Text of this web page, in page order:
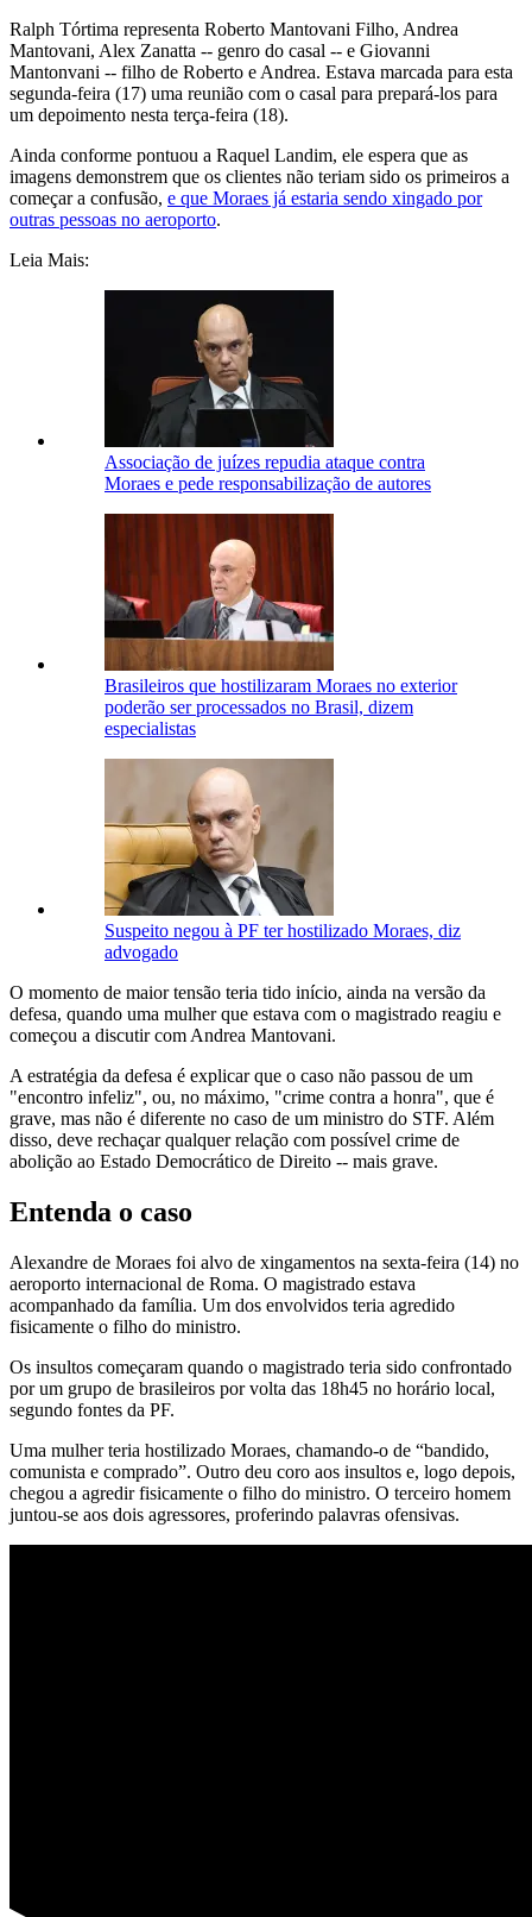
Ralph Tórtima representa Roberto Mantovani Filho, Andrea
Mantovani, Alex Zanatta -- genro do casal -- e Giovanni
Mantonvani -- filho de Roberto e Andrea. Estava marcada para esta
segunda-feira (17) uma reunião com o casal para prepará-los para
um depoimento nesta terça-feira (18).
Ainda conforme pontuou a Raquel Landim, ele espera que as
imagens demonstrem que os clientes não teriam sido os primeiros a
começar a confusão, e que Moraes já estaria sendo xingado por
outras pessoas no aeroporto.
Leia Mais:
Associação de juízes repudia ataque contra
Moraes e pede responsabilização de autores
Brasileiros que hostilizaram Moraes no exterior
poderão ser processados no Brasil, dizem
especialistas
Suspeito negou à PF ter hostilizado Moraes, diz
advogado
O momento de maior tensão teria tido início, ainda na versão da
defesa, quando uma mulher que estava com o magistrado reagiu e
começou a discutir com Andrea Mantovani.
A estratégia da defesa é explicar que o caso não passou de um
"encontro infeliz", ou, no máximo, "crime contra a honra", que é
grave, mas não é diferente no caso de um ministro do STF. Além
disso, deve rechaçar qualquer relação com possível crime de
abolição ao Estado Democrático de Direito -- mais grave.
Entenda o caso
Alexandre de Moraes foi alvo de xingamentos na sexta-feira (14) no
aeroporto internacional de Roma. O magistrado estava
acompanhado da família. Um dos envolvidos teria agredido
fisicamente o filho do ministro.
Os insultos começaram quando o magistrado teria sido confrontado
por um grupo de brasileiros por volta das 18h45 no horário local,
segundo fontes da PF.
Uma mulher teria hostilizado Moraes, chamando-o de “bandido,
comunista e comprado”. Outro deu coro aos insultos e, logo depois,
chegou a agredir fisicamente o filho do ministro. O terceiro homem
juntou-se aos dois agressores, proferindo palavras ofensivas.